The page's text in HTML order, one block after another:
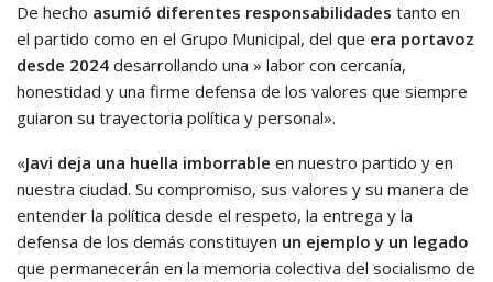
De hecho asumió diferentes responsabilidades tanto en
el partido como en el Grupo Municipal, del que era portavoz
desde 2024 desarrollando una » labor con cercanía,
honestidad y una firme defensa de los valores que siempre
guiaron su trayectoria política y personal».
«Javi deja una huella imborrable en nuestro partido y en
nuestra ciudad. Su compromiso, sus valores y su manera de
entender la política desde el respeto, la entrega y la
defensa de los demás constituyen un ejemplo y un legado
que permanecerán en la memoria colectiva del socialismo de